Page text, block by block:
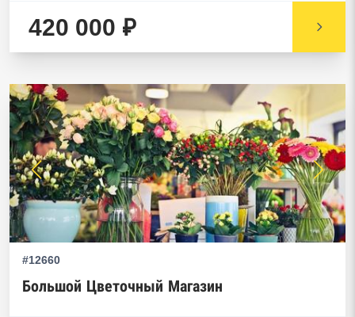
420 000 ₽
#12660
Большой Цветочный Магазин